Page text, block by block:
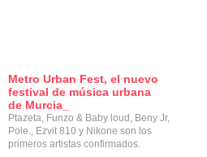
Metro Urban Fest, el nuevo
festival de música urbana
de Murcia_
Ptazeta, Funzo & Baby loud, Beny Jr,
Pole., Ezvit 810 y Nikone son los
primeros artistas confirmados.